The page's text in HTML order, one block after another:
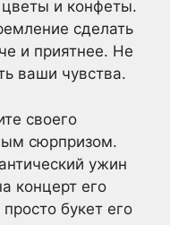
цветы и конфеты.
сделать
и приятнее. Не
ваши чувства.
своего
сюрпризом.
ужин
концерт его
букет его